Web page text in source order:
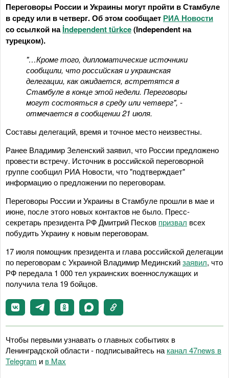
Переговоры России и Украины могут пройти в Стамбуле
в среду или в четверг. Об этом сообщает РИА Новости
со ссылкой наİndependent türkce(Independent на
турецком).
"…Кроме того, дипломатические источники
сообщили, что российская и украинская
делегации, как ожидается, встретятся в
Стамбуле в конце этой недели. Переговоры
могут состояться в среду или четверг", -
отмечается в сообщении 21 июля.
Составы делегаций, время и точное место неизвестны.
Ранее Владимир Зеленский заявил, что России предложено
провести встречу. Источник в российской переговорной
группе сообщил РИА Новости, что "подтверждает"
информацию о предложении по переговорам.
Переговоры России и Украины в Стамбуле прошли в мае и
июне, после этого новых контактов не было. Пресс-
секретарь президента РФ Дмитрий Песков призвал всех
побудить Украину к новым переговорам.
17 июля помощник президента и глава российской делегации
по переговорам с Украиной Владимир Мединскийзаявил, что
РФ передала 1 000 тел украинских военнослужащих и
получила тела 19 бойцов.
Чтобы первыми узнавать о главных событиях в
Ленинградской области - подписывайтесь на канал 47news в
Telegram и в Maх